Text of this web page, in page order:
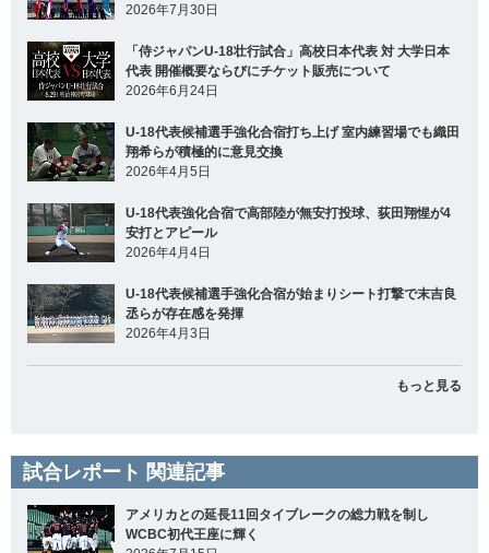
2026年7月30日
「侍ジャパンU-18壮行試合」高校日本代表 対 大学日本
代表 開催概要ならびにチケット販売について
2026年6月24日
U-18代表候補選手強化合宿打ち上げ 室内練習場でも織田
翔希らが積極的に意見交換
2026年4月5日
U-18代表強化合宿で高部陸が無安打投球、荻田翔惺が4
安打とアピール
2026年4月4日
U-18代表候補選手強化合宿が始まりシート打撃で末吉良
丞らが存在感を発揮
2026年4月3日
もっと見る
試合レポート 関連記事
アメリカとの延長11回タイブレークの総力戦を制し
WCBC初代王座に輝く